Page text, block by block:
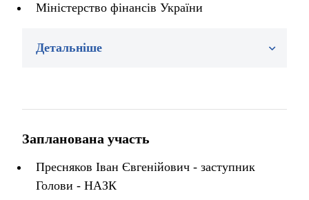
Міністерство фінансів України
Детальніше
Запланована участь
Пресняков Іван Євгенійович - заступник
Голови - НАЗК